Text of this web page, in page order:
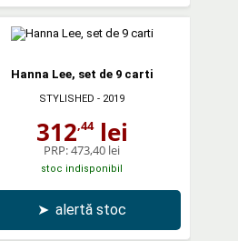
Hanna Lee, set de 9 carti
STYLISHED - 2019
312,44lei
PRP:473,40 lei
stoc indisponibil
➤ alertă stoc